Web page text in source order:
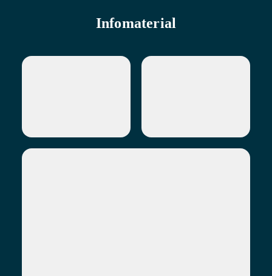
Infomaterial